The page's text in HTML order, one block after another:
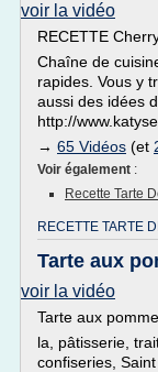
voir la vidéo
RECETTE
Chaîne de
rapides. Vous y
aussi des idées
http://
→ 65 Vidéos (et
Voir également :
Recette Tarte
RECETTE TARTE
Tarte aux
voir la vidéo
Tarte aux
la, pâtisserie,
confiseries,